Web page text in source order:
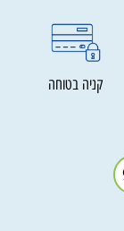
קניה בטוחה